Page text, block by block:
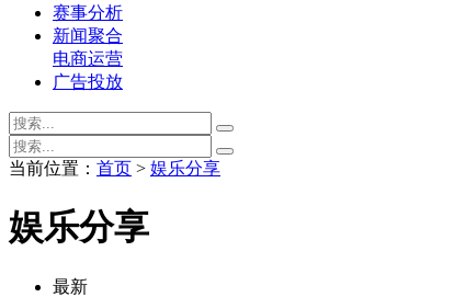
赛事分析
新闻聚合
电商运营
广告投放
当前位置： 首页 > 娱乐分享
娱乐分享
最新